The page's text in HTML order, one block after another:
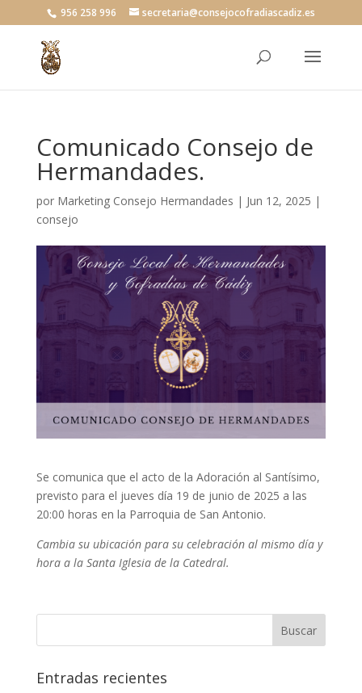
956 258 996 secretaria@consejocofradiascadiz.es
Comunicado Consejo de
Hermandades.
por Marketing Consejo Hermandades | Jun 12, 2025 |
consejo
Se comunica que el acto de la Adoración al Santísimo,
previsto para el jueves día 19 de junio de 2025 a las
20:00 horas en la Parroquia de San Antonio.
Cambia su ubicación para su celebración al mismo día y
hora a la Santa Iglesia de la Catedral.
Entradas recientes